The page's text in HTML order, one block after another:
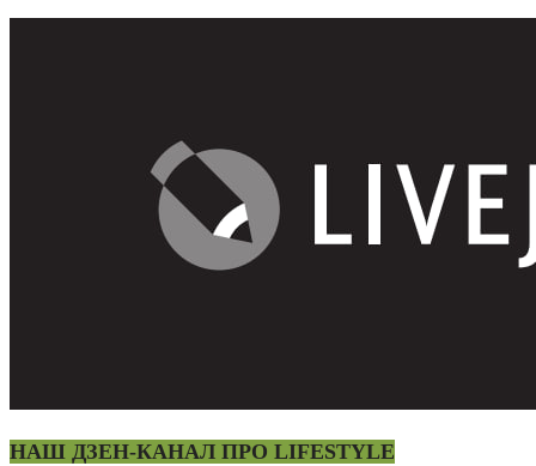
НАШ ДЗЕН-КАНАЛ ПРО LIFESTYLE